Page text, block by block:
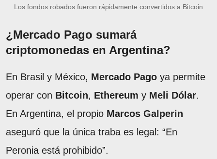
Los fondos robados fueron rápidamente convertidos a Bitcoin
¿Mercado Pago sumará
criptomonedas en Argentina?
En Brasil y México, Mercado Pago ya permite
operar con Bitcoin, Ethereum y Meli Dólar.
En Argentina, el propio Marcos Galperin
aseguró que la única traba es legal: “En
Peronia está prohibido”.